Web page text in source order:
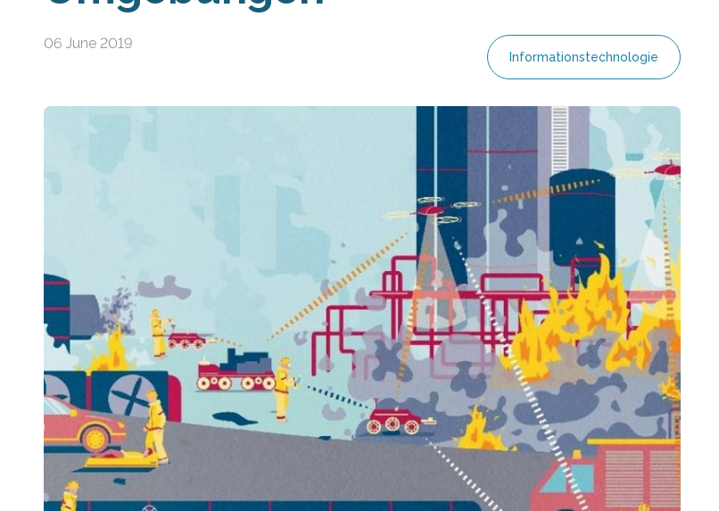
06 June 2019
Informationstechnologie